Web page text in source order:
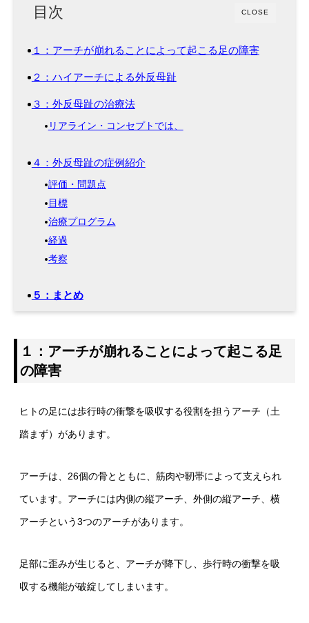
CLOSE
目次
１：アーチが崩れることによって起こる足の障害
２：ハイアーチによる外反母趾
３：外反母趾の治療法
リアライン・コンセプトでは、
４：外反母趾の症例紹介
評価・問題点
目標
治療プログラム
経過
考察
５：まとめ
１：アーチが崩れることによって起こる足
の障害
ヒトの足には歩行時の衝撃を吸収する役割を担うアーチ（土
踏まず）があります。
アーチは、26個の骨とともに、筋肉や靭帯によって支えられ
ています。アーチには内側の縦アーチ、外側の縦アーチ、横
アーチという3つのアーチがあります。
足部に歪みが生じると、アーチが降下し、歩行時の衝撃を吸
収する機能が破綻してしまいます。